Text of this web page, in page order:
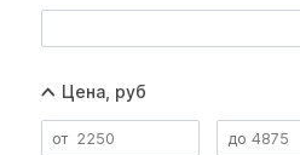
Цена, руб